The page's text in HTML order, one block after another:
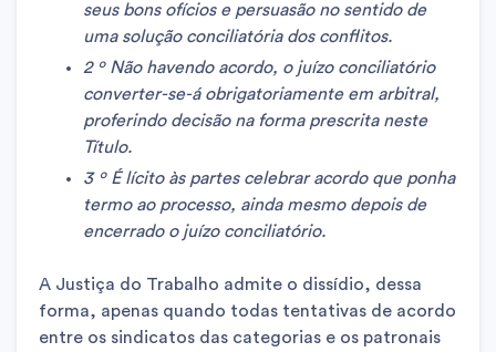
seus bons ofícios e persuasão no sentido de
uma solução conciliatória dos conflitos.
2 º Não havendo acordo, o juízo conciliatório
converter-se-á obrigatoriamente em arbitral,
proferindo decisão na forma prescrita neste
Título.
3 º É lícito às partes celebrar acordo que ponha
termo ao processo, ainda mesmo depois de
encerrado o juízo conciliatório.
A Justiça do Trabalho admite o dissídio, dessa
forma, apenas quando todas tentativas de acordo
entre os sindicatos das categorias e os patronais